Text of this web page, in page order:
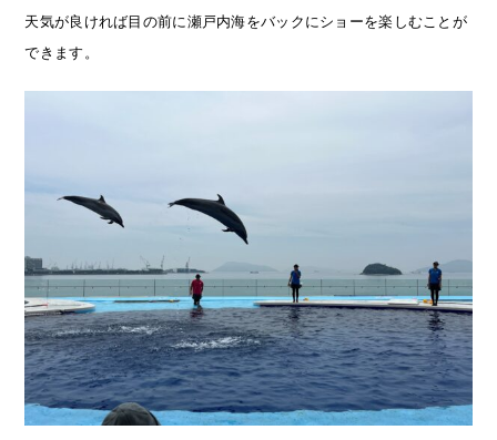
天気が良ければ目の前に瀬戸内海をバックにショーを楽しむことが
できます。